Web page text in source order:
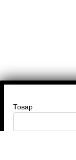
Товар